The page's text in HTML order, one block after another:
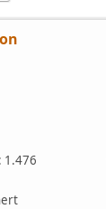
1.476